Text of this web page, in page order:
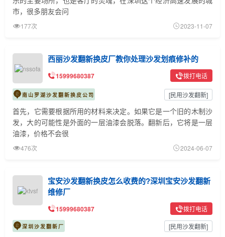
市，很多朋友会问
177次 2023-11-07
西丽沙发翻新换皮厂教你处理沙发划痕修补的
15999680387 拨打电话
南山罗湖沙发翻新换皮公司 [民用沙发翻新]
首先，它需要根据所用的材料来决定。如果它是一个旧的木制沙
发，大的可能性是外面的一层油漆会脱落。翻新后，它将是一层
油漆，价格不会很
476次 2024-06-07
宝安沙发翻新换皮怎么收费的?深圳宝安沙发翻新
维修厂
15999680387 拨打电话
深圳沙发翻新厂 [民用沙发翻新]